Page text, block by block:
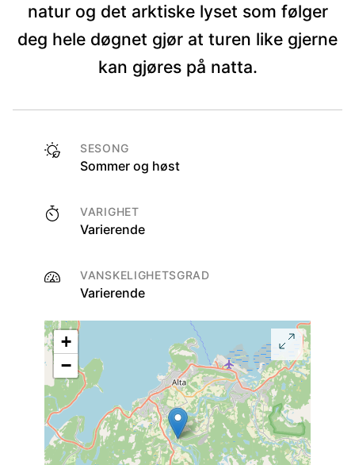
natur og det arktiske lyset som følger
deg hele døgnet gjør at turen like gjerne
kan gjøres på natta.
SESONG
Sommer og høst
VARIGHET
Varierende
VANSKELIGHETSGRAD
Varierende
+
−